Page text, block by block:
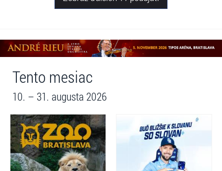
Tento mesiac
10. – 31. augusta 2026